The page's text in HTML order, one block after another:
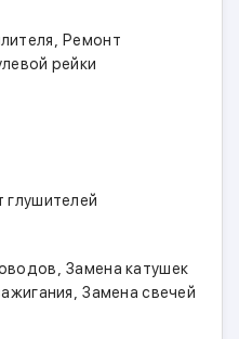
,Ремонт
рейки
глушителей
,Замена катушек
,Замена свечей